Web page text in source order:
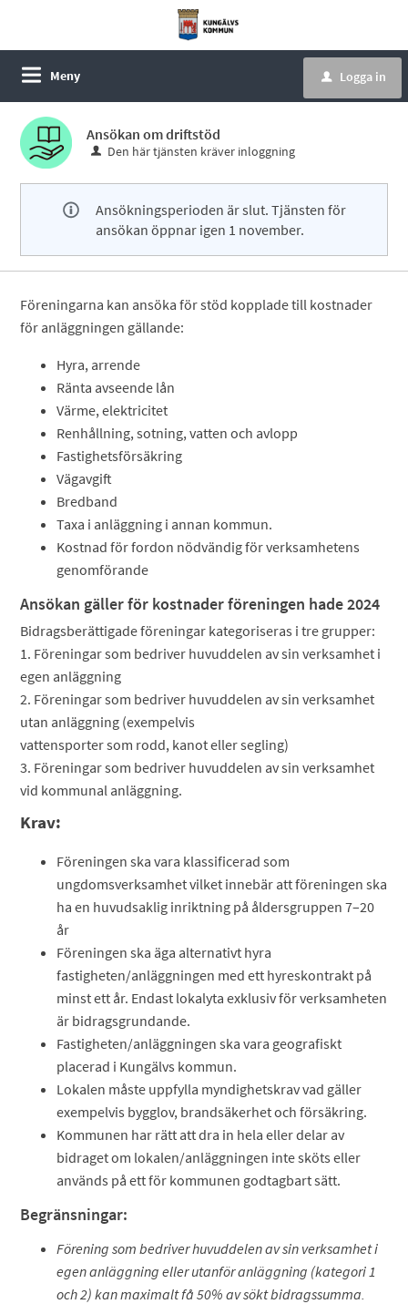
Meny u Logga in
Ansökan om driftstöd
Den här tjänsten kräver inloggning
Ansökningsperioden är slut. Tjänsten för
ansökan öppnar igen 1 november.
Föreningarna kan ansöka för stöd kopplade till kostnader
för anläggningen gällande:
Hyra, arrende
Ränta avseende lån
Värme, elektricitet
Renhållning, sotning, vatten och avlopp
Fastighetsförsäkring
Vägavgift
Bredband
Taxa i anläggning i annan kommun.
Kostnad för fordon nödvändig för verksamhetens
genomförande
Ansökan gäller för kostnader föreningen hade 2024
Bidragsberättigade föreningar kategoriseras i tre grupper:
1. Föreningar som bedriver huvuddelen av sin verksamhet i
egen anläggning
2. Föreningar som bedriver huvuddelen av sin verksamhet
utan anläggning (exempelvis
vattensporter som rodd, kanot eller segling)
3. Föreningar som bedriver huvuddelen av sin verksamhet
vid kommunal anläggning.
Krav:
Föreningen ska vara klassificerad som
ungdomsverksamhet vilket innebär att föreningen ska
ha en huvudsaklig inriktning på åldersgruppen 7–20
år
Föreningen ska äga alternativt hyra
fastigheten/anläggningen med ett hyreskontrakt på
minst ett år. Endast lokalyta exklusiv för verksamheten
är bidragsgrundande.
Fastigheten/anläggningen ska vara geografiskt
placerad i Kungälvs kommun.
Lokalen måste uppfylla myndighetskrav vad gäller
exempelvis bygglov, brandsäkerhet och försäkring.
Kommunen har rätt att dra in hela eller delar av
bidraget om lokalen/anläggningen inte sköts eller
används på ett för kommunen godtagbart sätt.
Begränsningar:
Förening som bedriver huvuddelen av sin verksamhet i
egen anläggning eller utanför anläggning (kategori 1
och 2) kan maximalt få 50% av sökt bidragssumma.